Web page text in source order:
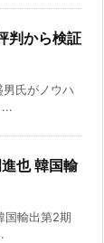
判から検証
氏がノウハ
也 韓国輸
国輸出第2期